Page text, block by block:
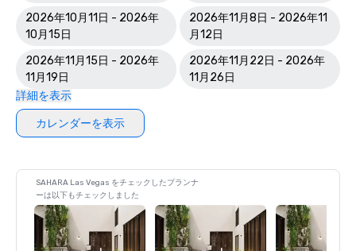
2026年10月11日 - 2026年
10月15日
2026年11月8日 - 2026年11
月12日
2026年11月15日 - 2026年
11月19日
2026年11月22日 - 2026年
11月26日
詳細を表示
カレンダーを表示
SAHARA Las Vegas をチェックしたプランナ
ーは以下もチェックしました